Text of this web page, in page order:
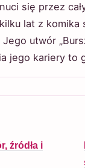
się przez
lat z
utwór
jego kariery
źródła i